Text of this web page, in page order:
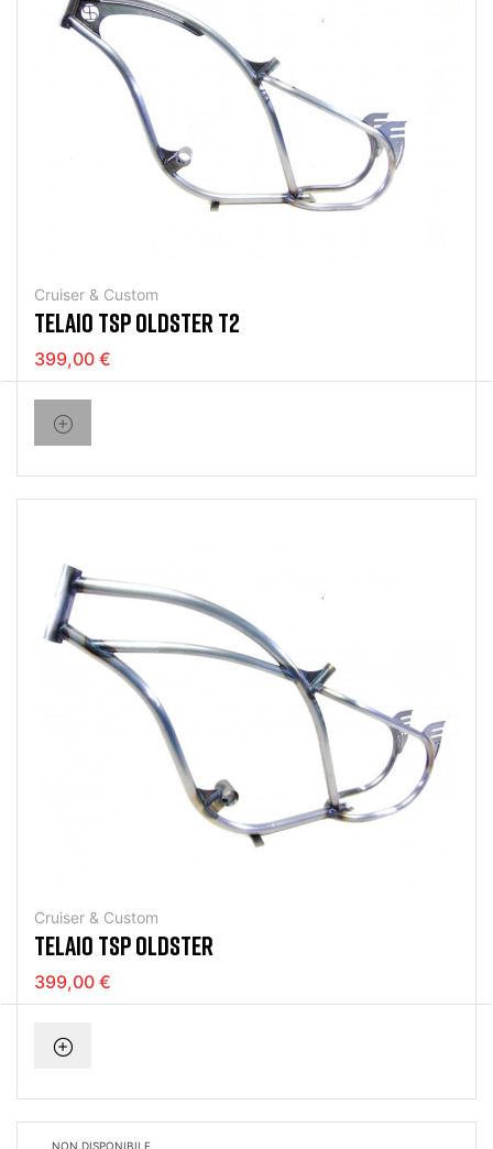
Cruiser & Custom
TELAIO TSP OLDSTER T2
399,00 €
Cruiser & Custom
TELAIO TSP OLDSTER
399,00 €
NON DISPONIBILE